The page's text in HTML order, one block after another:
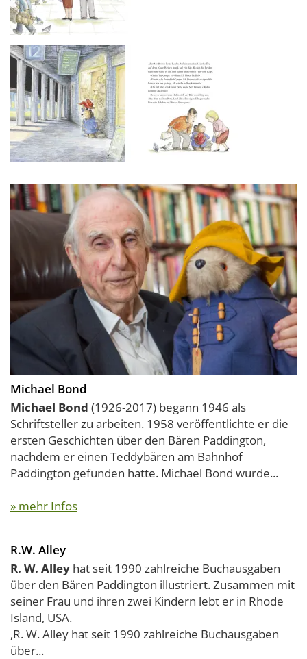
Michael Bond
Michael Bond (1926-2017) begann 1946 als
Schriftsteller zu arbeiten. 1958 veröffentlichte er die
ersten Geschichten über den Bären Paddington,
nachdem er einen Teddybären am Bahnhof
Paddington gefunden hatte. Michael Bond wurde...
» mehr Infos
R.W. Alley
R. W. Alley hat seit 1990 zahlreiche Buchausgaben
über den Bären Paddington illustriert. Zusammen mit
seiner Frau und ihren zwei Kindern lebt er in Rhode
Island, USA.
,R. W. Alley hat seit 1990 zahlreiche Buchausgaben
über...